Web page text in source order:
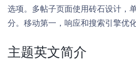
选项。多帖子页面使用砖石设计，
分。移动第一，响应和搜索引擎优
主题英文简介